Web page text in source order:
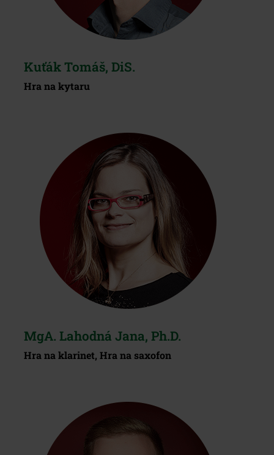
Kuťák Tomáš, DiS.
Hra na kytaru
MgA. Lahodná Jana, Ph.D.
Hra na klarinet, Hra na saxofon